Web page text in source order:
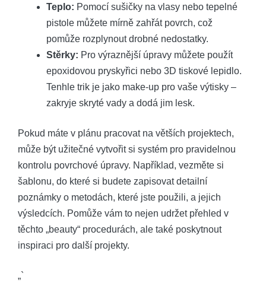
Teplo: Pomocí sušičky na vlasy nebo tepelné
pistole můžete mírně zahřát povrch, což
pomůže rozplynout drobné nedostatky.
Stěrky: Pro výraznější úpravy můžete použít
epoxidovou pryskyřici nebo 3D tiskové lepidlo.
Tenhle trik je jako make-up pro vaše výtisky –
zakryje skryté vady a dodá jim lesk.
Pokud máte v plánu pracovat na větších projektech,
může být užitečné vytvořit si systém pro pravidelnou
kontrolu povrchové úpravy. Například, vezměte si
šablonu, do které si budete zapisovat detailní
poznámky o metodách, které jste použili, a jejich
výsledcích. Pomůže vám to nejen udržet přehled v
těchto „beauty“ procedurách, ale také poskytnout
inspiraci pro další projekty.
„`